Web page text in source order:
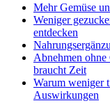
Mehr Gemüse
Weniger
entdecken
Abnehmen
braucht Zeit
Warum weniger
Auswirkungen